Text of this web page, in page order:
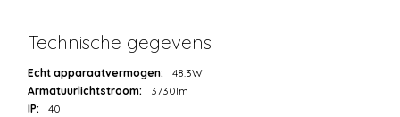
Technische gegevens
Echt apparaatvermogen:
48.3W
Armatuurlichtstroom:
3730lm
IP:
40